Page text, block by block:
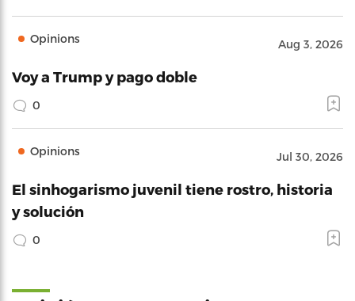
Opinions Aug 3, 2026
Voy a Trump y pago doble
0
Opinions Jul 30, 2026
El sinhogarismo juvenil tiene rostro, historia
y solución
0